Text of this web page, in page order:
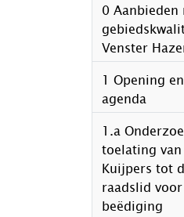
0
Venster
1 Opening
agenda
1.a
toelating van
Kuijpers tot
raadslid voor
beëdiging